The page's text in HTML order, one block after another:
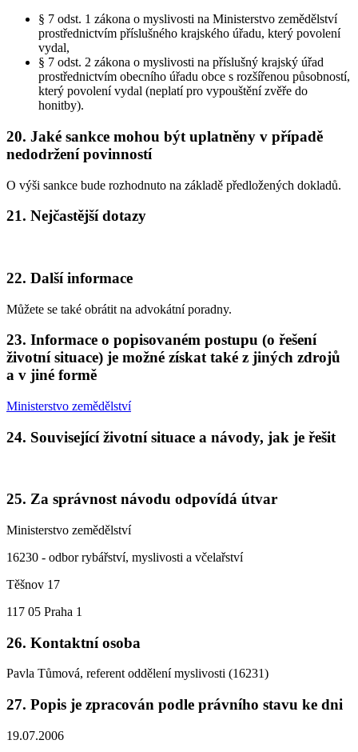
§ 7 odst. 1 zákona o myslivosti na Ministerstvo zemědělství
prostřednictvím příslušného krajského úřadu, který povolení
vydal,
§ 7 odst. 2 zákona o myslivosti na příslušný krajský úřad
prostřednictvím obecního úřadu obce s rozšířenou působností,
který povolení vydal (neplatí pro vypouštění zvěře do
honitby).
20. Jaké sankce mohou být uplatněny v případě
nedodržení povinností
O výši sankce bude rozhodnuto na základě předložených dokladů.
21. Nejčastější dotazy
22. Další informace
Můžete se také obrátit na advokátní poradny.
23. Informace o popisovaném postupu (o řešení
životní situace) je možné získat také z jiných zdrojů
a v jiné formě
Ministerstvo zemědělství
24. Související životní situace a návody, jak je řešit
25. Za správnost návodu odpovídá útvar
Ministerstvo zemědělství
16230 - odbor rybářství, myslivosti a včelařství
Těšnov 17
117 05 Praha 1
26. Kontaktní osoba
Pavla Tůmová, referent oddělení myslivosti (16231)
27. Popis je zpracován podle právního stavu ke dni
19.07.2006